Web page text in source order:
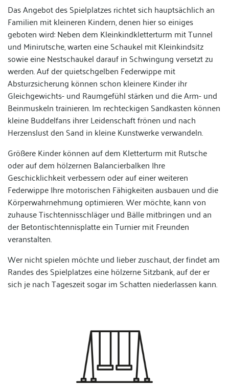
Das Angebot des Spielplatzes richtet sich hauptsächlich an
Familien mit kleineren Kindern, denen hier so einiges
geboten wird: Neben dem Kleinkindkletterturm mit Tunnel
und Minirutsche, warten eine Schaukel mit Kleinkindsitz
sowie eine Nestschaukel darauf in Schwingung versetzt zu
werden. Auf der quietschgelben Federwippe mit
Absturzsicherung können schon kleinere Kinder ihr
Gleichgewichts- und Raumgefühl stärken und die Arm- und
Beinmuskeln trainieren. Im rechteckigen Sandkasten können
kleine Buddelfans ihrer Leidenschaft frönen und nach
Herzenslust den Sand in kleine Kunstwerke verwandeln.
Größere Kinder können auf dem Kletterturm mit Rutsche
oder auf dem hölzernen Balancierbalken Ihre
Geschicklichkeit verbessern oder auf einer weiteren
Federwippe Ihre motorischen Fähigkeiten ausbauen und die
Körperwahrnehmung optimieren. Wer möchte, kann von
zuhause Tischtennisschläger und Bälle mitbringen und an
der Betontischtennisplatte ein Turnier mit Freunden
veranstalten.
Wer nicht spielen möchte und lieber zuschaut, der findet am
Randes des Spielplatzes eine hölzerne Sitzbank, auf der er
sich je nach Tageszeit sogar im Schatten niederlassen kann.